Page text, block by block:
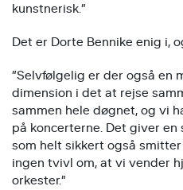
kunstnerisk.”
Det er Dorte Bennike enig i,
”Selvfølgelig er der også en
dimension i det at rejse
sammen hele døgnet, og vi
på koncerterne. Det giver
som helt sikkert også
ingen tvivl om, at vi vender
orkester.”